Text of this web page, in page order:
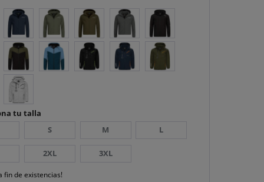
tu talla
S M L
2XL 3XL
fin de existencias!